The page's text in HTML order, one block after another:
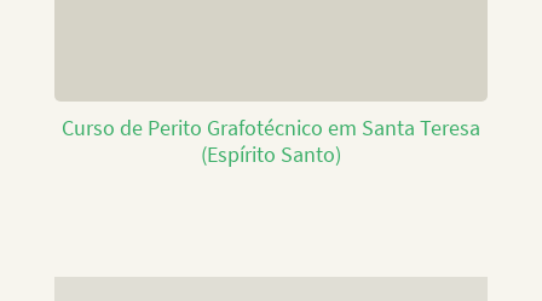
Curso de Perito Grafotécnico em Santa Teresa
(Espírito Santo)